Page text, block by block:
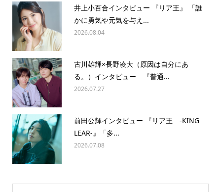
井上小百合インタビュー 『リア王』 「誰
かに勇気や元気を与え...
2026.08.04
古川雄輝×長野凌大（原因は自分にあ
る。）インタビュー 『普通...
2026.07.27
前田公輝インタビュー 『リア王 -KING
LEAR-』「多...
2026.07.08